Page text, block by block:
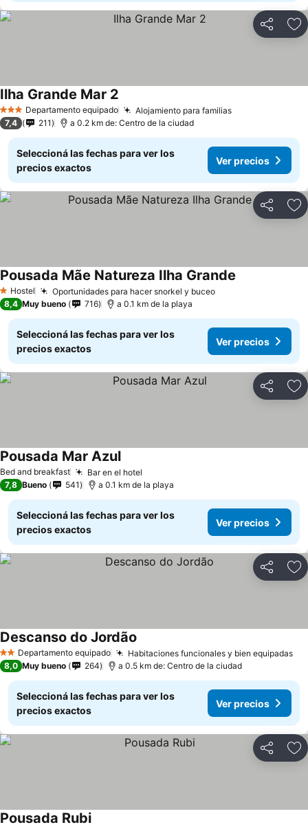
Compartir
3 EstrellasDepartamento equipado Alojamiento para familias
Ilha Grande Mar 2
7,4 211 a 0.2 km de: Centro de la ciudad
Seleccioná las fechas para ver los
precios exactos
Ver precios
Compartir
1 Estrellas
Hostel Oportunidades para hacer snorkel y buceo
Pousada Mãe Natureza Ilha Grande
8,4 Muy bueno 716 a 0.1 km de la playa
Seleccioná las fechas para ver los
precios exactos
Ver precios
Compartir
Bed and breakfast Bar en el hotel
Pousada Mar Azul
7,8 Bueno 541 a 0.1 km de la playa
Seleccioná las fechas para ver los
precios exactos
Ver precios
Compartir
2 EstrellasDepartamento equipado Habitaciones funcionales y bien equipadas
Descanso do Jordão
8,0 Muy bueno 264 a 0.5 km de: Centro de la ciudad
Seleccioná las fechas para ver los
precios exactos
Ver precios
Compartir
Pousada Rubi